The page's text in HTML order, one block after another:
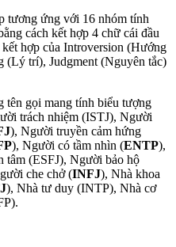
tương ứng với 16 nhóm tính
cách kết hợp 4 chữ cái đầu
kết hợp của Introversion (Hướng
(Lý trí), Judgment (Nguyên tắc)
tên gọi mang tính biểu tượng
trách nhiệm (ISTJ), Người
), Người truyền cảm hứng
), Người có tầm nhìn (ENTP),
tâm (ESFJ), Người bảo hộ
che chở (INFJ), Nhà khoa
), Nhà tư duy (INTP), Nhà cơ